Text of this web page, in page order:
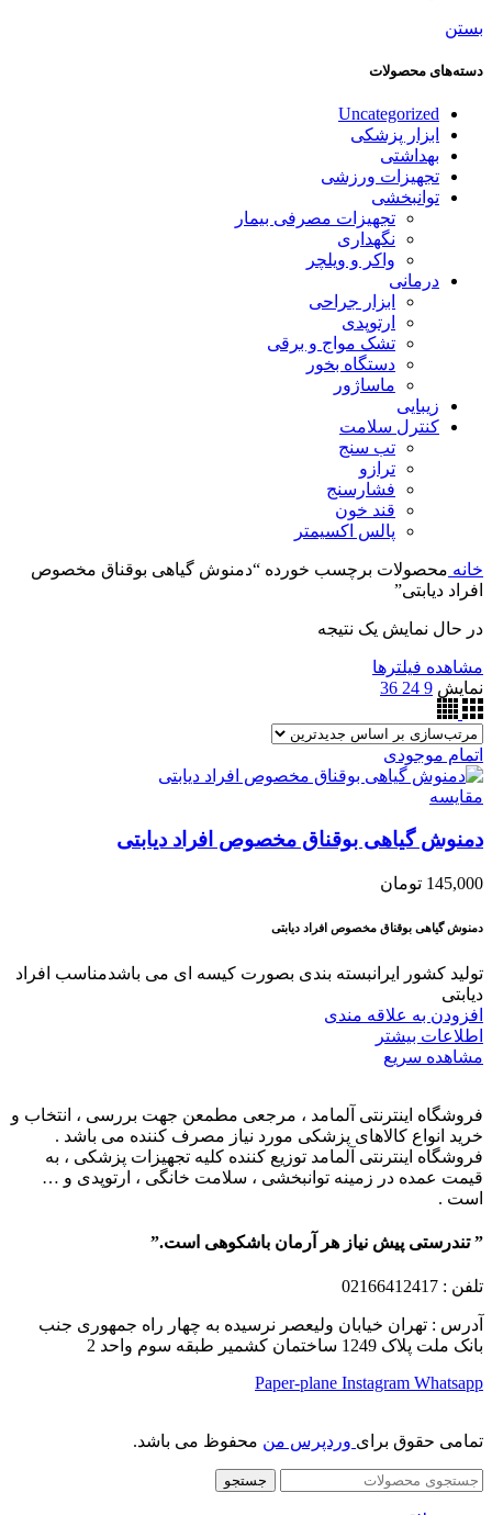
بستن
دسته‌های محصولات
Uncategorized
ابزار پزشکی
بهداشتی
تجهیزات ورزشی
توانبخشی
تجهیزات مصرفی بیمار
نگهداری
واکر و ویلچر
درمانی
ابزار جراحی
ارتوپدی
تشک مواج و برقی
دستگاه بخور
ماساژور
زیبایی
کنترل سلامت
تب سنج
ترازو
فشارسنج
قند خون
پالس اکسیمتر
خانه محصولات برچسب خورده “دمنوش گیاهی بوقناق مخصوص
افراد دیابتی”
در حال نمایش یک نتیجه
مشاهده فیلترها
نمایش 9
24
36
اتمام موجودی
مقایسه
دمنوش گیاهی بوقناق مخصوص افراد دیابتی
145,000 تومان
دمنوش گیاهی بوقناق مخصوص افراد دیابتی
تولید کشور ایرانبسته بندی بصورت کیسه ای می باشدمناسب افراد
دیابتی
افزودن به علاقه مندی
اطلاعات بیشتر
مشاهده سریع
فروشگاه اینترنتی آلمامد ، مرجعی مطمعن جهت بررسی ، انتخاب و
خرید انواع کالاهای پزشکی مورد نیاز مصرف کننده می باشد .
فروشگاه اینترنتی آلمامد توزیع کننده کلیه تجهیزات پزشکی ، به
قیمت عمده در زمینه توانبخشی ، سلامت خانگی ، ارتوپدی و …
است .
” تندرستی پیش نیاز هر آرمان باشکوهی است.”
تلفن : 02166412417
آدرس : تهران خیابان ولیعصر نرسیده به چهار راه جمهوری جنب
بانک ملت پلاک 1249 ساختمان کشمیر طبقه سوم واحد 2
Paper-plane Instagram Whatsapp
تمامی حقوق برای وردپرس من محفوظ می باشد.
جستجو